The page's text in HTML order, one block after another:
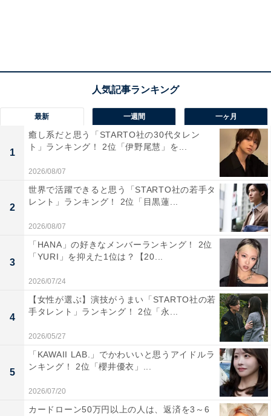
県豊田市に本社を置く世界有数の自動車メーカーです。
クルマづくりからモビリティカンパニーへのモデルチェ
ンジを進め、「もっといいモビリティ社会」の実現に向
けて挑戦しています。
カーボンニュートラルや自動運転、街づくりなど多岐に
わたる分野で事業領域を拡大しています。
次ページ 10位までのランキング結果を見る
最新 一週間 一ヶ月
1
癒し系だと思う「STARTO社の30代タレン
ト」ランキング！ 2位「伊野尾慧」を...
2026/08/07
2
世界で活躍できると思う「STARTO社の若手タ
レント」ランキング！ 2位「目黒蓮...
2026/08/07
3
「HANA」の好きなメンバーランキング！ 2位
「YURI」を抑えた1位は？【20...
2026/07/24
4
【女性が選ぶ】演技がうまい「STARTO社の若
手タレント」ランキング！ 2位「永...
2026/05/27
5
「KAWAII LAB.」でかわいいと思うアイドルラ
ンキング！ 2位「櫻井優衣」...
2026/07/20
カードローン50万円以上の人は、返済を3～6